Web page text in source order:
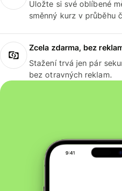
Uložte si své oblíbené
směnný kurz v průběhu
Zcela zdarma, bez
Stažení trvá jen pár
bez otravných reklam.